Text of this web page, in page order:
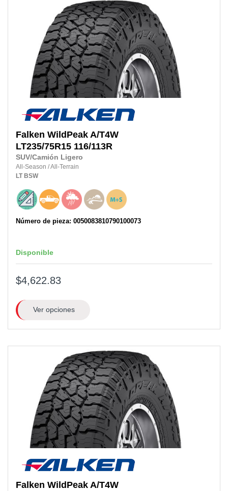
Falken WildPeak A/T4W
LT235/75R15 116/113R
SUV/Camión Ligero
All-Season /All-Terrain
LT BSW
Número de pieza: 0050083810790100073
Disponible
$4,622.83
Ver opciones
Falken WildPeak A/T4W